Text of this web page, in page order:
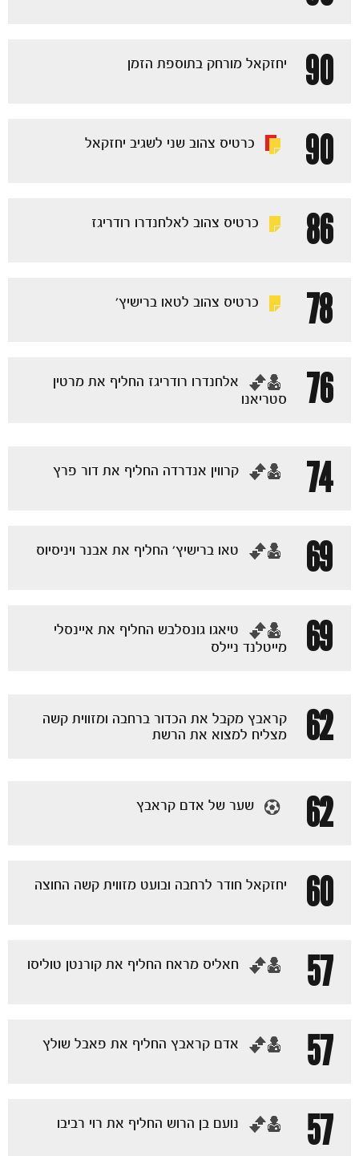
הקבוצות
90 יחזקאל מורחק בתוספת הזמן
90 כרטיס צהוב שני לשגיב יחזקאל
86 כרטיס צהוב לאלחנדרו רודריגז
78 כרטיס צהוב לטאו ברישיץ'
76
‏אלחנדרו רודריגז החליף את מרטין
סטריאנו
74 ‏קרווין אנדרדה החליף את דור פרץ
69 ‏טאו ברישיץ' החליף את אבנר ויניסיוס
69
‏טיאגו גונסלבש החליף את איינסלי
מייטלנד ניילס
62
קראבץ מקבל את הכדור ברחבה ומזווית קשה
מצליח למצוא את הרשת
62 שער של אדם קראבץ
60 יחזקאל חודר לרחבה ובועט מזווית קשה החוצה
57 ‏חאליס מראח החליף את קורנטן טוליסו
57 ‏אדם קראבץ החליף את פאבל שולץ
57 ‏נועם בן הרוש החליף את רוי רביבו